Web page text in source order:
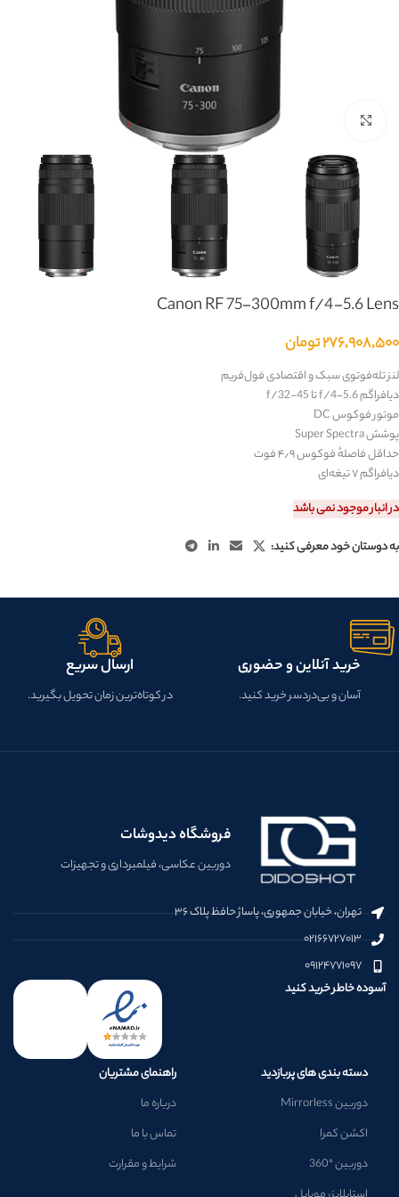
بزرگنمایی تصویر
Canon RF 75-300mm f/4-5.6 Lens
۲۷۶,۹۰۸,۵۰۰تومان
لنز تله‌فوتوی سبک و اقتصادی فول‌فریم
دیافراگمf/4-5.6تاf/32-45
موتور فوکوسDC
پوششSuper Spectra
حداقل فاصلهٔ فوکوس ۴٫۹ فوت
دیافراگم ۷ تیغه‌ای
در انبار موجود نمی باشد
به دوستان خود معرفی کنید:
خرید آنلاین و حضوری
آسان و بی‌دردسر خرید کنید.
ارسال سریع
در کوتاه‌ترین زمان تحویل بگیرید.
فروشگاه دیدوشات
دوربین عکاسی، فیلمبرداری و تجهیزات
تهران، خیابان جمهوری، پاساژ حافظ پلاک ۳۶
۰۲۱۶۶۷۲۷۰۱۳
۰۹۱۲۴۷۷۱۰۹۷
دسته بندی های پربازدید
دوربین Mirrorless
اکشن کمرا
دوربین °360
راهنمای مشتریان
درباره ما
تماس با ما
شرایط و مقرارت
آسوده خاطر خرید کنید